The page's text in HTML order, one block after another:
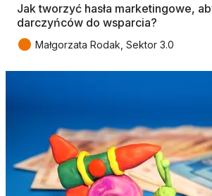
Jak tworzyć hasła marketingowe,
darczyńców do wsparcia?
● Małgorzata Rodak, Sektor 3.0